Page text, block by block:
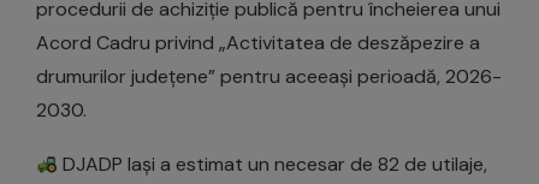
procedurii de achiziție publică pentru încheierea unui
Acord Cadru privind „Activitatea de deszăpezire a
drumurilor județene” pentru aceeași perioadă, 2026-
2030.
DJADP Iași a estimat un necesar de 82 de utilaje,